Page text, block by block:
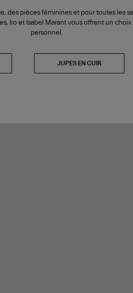
des pièces féminines et pour toutes les
Iro et Isabel Marant vous offrent un
personnel.
JUPES EN CUIR